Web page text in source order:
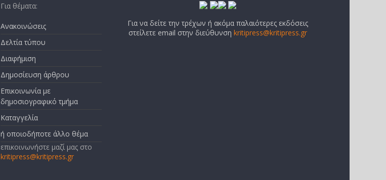
Για θέματα:
Ανακοινώσεις
Δελτία τύπου
Διαφήμιση
Δημοσίευση άρθρου
Επικοινωνία με
δημοσιογραφικό τμήμα
Καταγγελία
ή οποιοδήποτε άλλο θέμα
επικοινωνήστε μαζί μας στο
kritipress@kritipress.gr
Για να δείτε την τρέχων ή ακόμα παλαιότερες εκδόσεις
στείλετε email στην διεύθυνσηkritipress@kritipress.gr